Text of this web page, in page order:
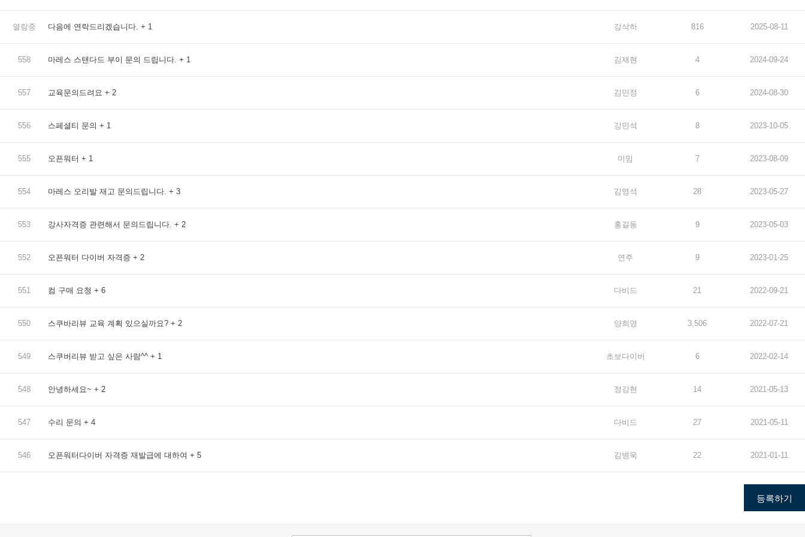
열람중 다음에 연락드리겠습니다. + 1 강삭하 816 2025-08-11
558 마레스 스탠다드 부이 문의 드립니다. + 1 김재현 4 2024-09-24
557 교육문의드려요 + 2 김민정 6 2024-08-30
556 스페셜티 문의 + 1 강민석 8 2023-10-05
555 오픈워터 + 1 미밈 7 2023-08-09
554 마레스 오리발 재고 문의드립니다. + 3 김영석 28 2023-05-27
553 강사자격증 관련해서 문의드립니다. + 2 홍길동 9 2023-05-03
552 오픈워터 다이버 자격증 + 2 연주 9 2023-01-25
551 컴 구매 요청 + 6 다비드 21 2022-09-21
550 스쿠바리뷰 교육 계획 있으실까요? + 2 양희영 3,506 2022-07-21
549 스쿠버리뷰 받고 싶은 사람^^ + 1 초보다이버 6 2022-02-14
548 안녕하세요~ + 2 정강현 14 2021-05-13
547 수리 문의 + 4 다비드 27 2021-05-11
546 오픈워터다이버 자격증 재발급에 대하여 + 5 김병욱 22 2021-01-11
등록하기